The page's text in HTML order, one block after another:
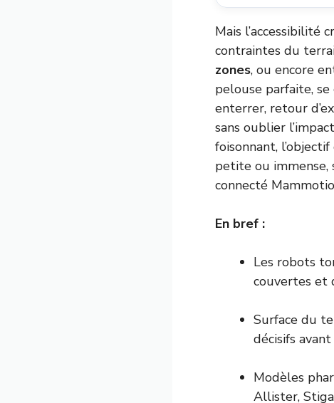
Mais l’accessibilité
contraintes du
zones, ou encore
pelouse parfaite,
enterrer, retour
sans oublier
foisonnant,
petite ou immense,
connecté
En bref :
Les robots
couvertes et
Surface du
décisifs avant
Modèles
Allister,